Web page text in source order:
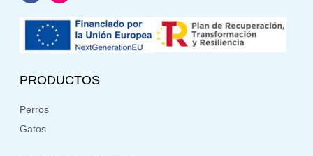
PRODUCTOS
Perros
Gatos